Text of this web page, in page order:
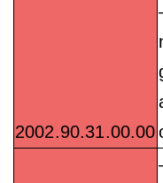
2002.90.31.00.00